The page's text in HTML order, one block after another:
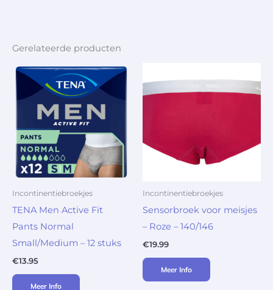
Gerelateerde producten
Incontinentiebroekjes
TENA Men Active Fit
Pants Normal
Small/Medium – 12 stuks
€13.95
Meer Info
Incontinentiebroekjes
Sensorbroek voor meisjes
– Roze – 140/146
€19.99
Meer Info